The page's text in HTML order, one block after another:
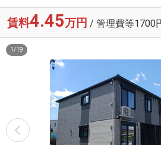
賃料4.45万円 / 管理費等1700
1 /19